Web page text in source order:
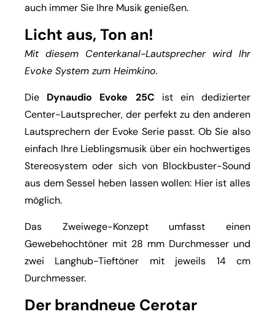
auch immer Sie Ihre Musik genießen.
Licht aus, Ton an!
Mit diesem Centerkanal-Lautsprecher wird Ihr
Evoke System zum Heimkino.
Die Dynaudio Evoke 25C ist ein dedizierter
Center-Lautsprecher, der perfekt zu den anderen
Lautsprechern der Evoke Serie passt. Ob Sie also
einfach Ihre Lieblingsmusik über ein hochwertiges
Stereosystem oder sich von Blockbuster-Sound
aus dem Sessel heben lassen wollen: Hier ist alles
möglich.
Das Zweiwege-Konzept umfasst einen
Gewebehochtöner mit 28 mm Durchmesser und
zwei Langhub-Tieftöner mit jeweils 14 cm
Durchmesser.
Der brandneue Cerotar